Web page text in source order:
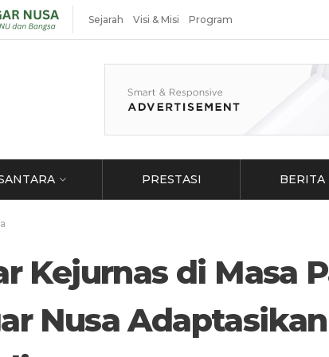
Sejarah Visi & Misi Program
PRESTASI BERITA
Kejurnas di Masa
Nusa